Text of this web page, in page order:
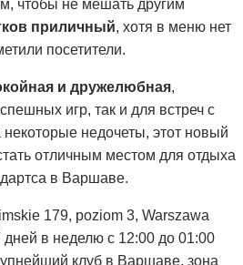
чтобы не мешать другим
приличный, хотя в меню нет
посетители.
и дружелюбная,
игр, так и для встреч с
недочеты, этот новый
отличным местом для отдыха
в Варшаве.
179, poziom 3, Warszawa
дней в неделю с 12:00 до 01:00
клуб в Варшаве, зона